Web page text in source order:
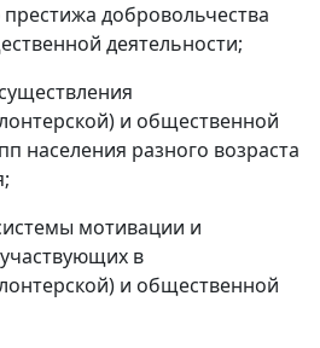
добровольчества
деятельности;
и общественной
населения разного возраста
мотивации и
в
и общественной